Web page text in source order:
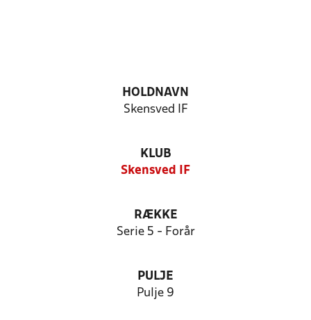
HOLDNAVN
Skensved IF
KLUB
Skensved IF
RÆKKE
Serie 5 - Forår
PULJE
Pulje 9